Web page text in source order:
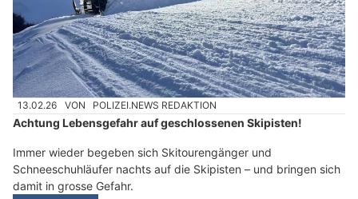
13.02.26 VON POLIZEI.NEWS REDAKTION
Achtung Lebensgefahr auf geschlossenen Skipisten!
Immer wieder begeben sich Skitourengänger und
Schneeschuhläufer nachts auf die Skipisten – und bringen sich
damit in grosse Gefahr.